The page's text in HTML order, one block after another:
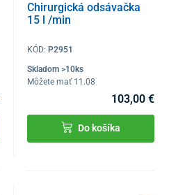
Chirurgická odsávačka
15 l /min
KÓD:P2951
Skladom >10ks
Môžete mať 11.08
103,00 €
Do košíka